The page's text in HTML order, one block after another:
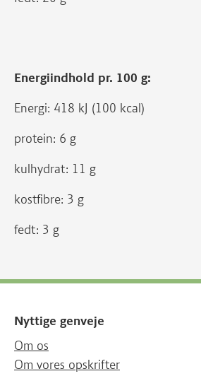
Energiindhold pr. 100 g:
Energi: 418 kJ (100 kcal)
protein: 6 g
kulhydrat: 11 g
kostfibre: 3 g
fedt: 3 g
Nyttige genveje
Om os
Om vores opskrifter